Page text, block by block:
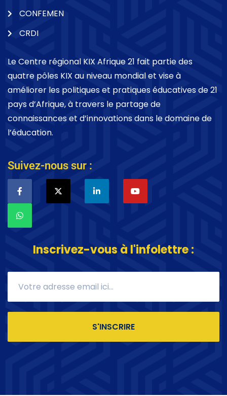
CONFEMEN
CRDI
Le Centre régional KIX Afrique 21 fait partie des
quatre pôles KIX au niveau mondial et vise à
améliorer les politiques et pratiques éducatives de 21
pays d’Afrique, à travers le partage de
connaissances et d’innovations dans le domaine de
l’éducation.
Suivez-nous sur :
Inscrivez-vous à l'infolettre :
S'INSCRIRE